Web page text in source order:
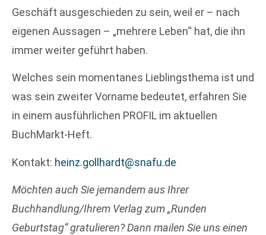
Geschäft ausgeschieden zu sein, weil er – nach
eigenen Aussagen – „mehrere Leben“ hat, die ihn
immer weiter geführt haben.
Welches sein momentanes Lieblingsthema ist und
was sein zweiter Vorname bedeutet, erfahren Sie
in einem ausführlichen PROFIL im aktuellen
BuchMarkt-Heft.
Kontakt: heinz.gollhardt@snafu.de
Möchten auch Sie jemandem aus Ihrer
Buchhandlung/Ihrem Verlag zum „Runden
Geburtstag“ gratulieren? Dann mailen Sie uns einen